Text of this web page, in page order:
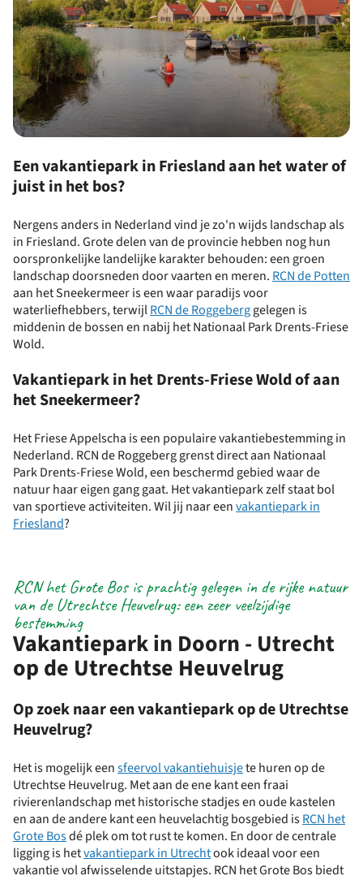
Een vakantiepark in Friesland aan het water of
juist in het bos?
Nergens anders in Nederland vind je zo'n wijds landschap als
in Friesland. Grote delen van de provincie hebben nog hun
oorspronkelijke landelijke karakter behouden: een groen
landschap doorsneden door vaarten en meren.RCN de Potten
aan het Sneekermeer is een waar paradijs voor
waterliefhebbers, terwijlRCN de Roggeberggelegen is
middenin de bossen en nabij het Nationaal Park Drents-Friese
Wold.
Vakantiepark in het Drents-Friese Wold of aan
het Sneekermeer?
Het Friese Appelscha is een populaire vakantiebestemming in
Nederland. RCN de Roggeberg grenst direct aan Nationaal
Park Drents-Friese Wold, een beschermd gebied waar de
natuur haar eigen gang gaat. Het vakantiepark zelf staat bol
van sportieve activiteiten. Wil jij naar eenvakantiepark in
Friesland?
Vakantiepark in Doorn - Utrecht
op de Utrechtse Heuvelrug
RCN het Grote Bos is prachtig gelegen in de rijke natuur
van de Utrechtse Heuvelrug: een zeer veelzijdige
bestemming
Op zoek naar een vakantiepark op de Utrechtse
Heuvelrug?
Het is mogelijk eensfeervol vakantiehuisjete huren op de
Utrechtse Heuvelrug. Met aan de ene kant een fraai
rivierenlandschap met historische stadjes en oude kastelen
en aan de andere kant een heuvelachtig bosgebied isRCN het
Grote Bosdé plek om tot rust te komen. En door de centrale
ligging is hetvakantiepark in Utrechtook ideaal voor een
vakantie vol afwisselende uitstapjes. RCN het Grote Bos biedt